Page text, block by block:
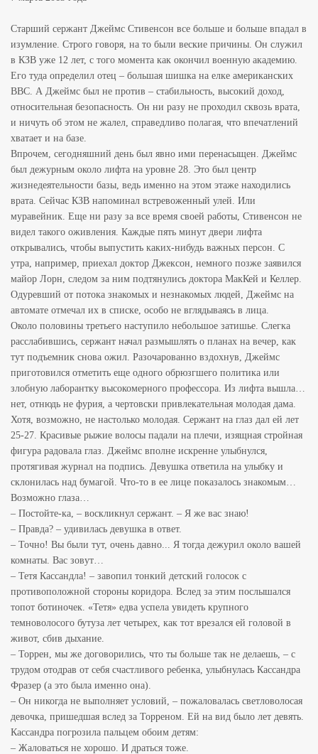
Старший сержант Джеймс Стивенсон все больше и больше впадал в
изумление. Строго говоря, на то были веские причины. Он служил
в КЗВ уже 12 лет, с того момента как окончил военную академию.
Его туда определил отец – большая шишка на елке американских
ВВС. А Джеймс был не против – стабильность, высокий доход,
относительная безопасность. Он ни разу не проходил сквозь врата,
и ничуть об этом не жалел, справедливо полагая, что впечатлений
хватает и на базе.
Впрочем, сегодняшний день был явно ими перенасыщен. Джеймс
был дежурным около лифта на уровне 28. Это был центр
жизнедеятельности базы, ведь именно на этом этаже находились
врата. Сейчас КЗВ напоминал встревоженный улей. Или
муравейник. Еще ни разу за все время своей работы, Стивенсон не
видел такого оживления. Каждые пять минут двери лифта
открывались, чтобы выпустить каких-нибудь важных персон. С
утра, например, приехал доктор Джексон, немного позже заявился
майор Лорн, следом за ним подтянулись доктора МакКей и Келлер.
Одуревший от потока знакомых и незнакомых людей, Джеймс на
автомате отмечал их в списке, особо не вглядываясь в лица.
Около половины третьего наступило небольшое затишье. Слегка
расслабившись, сержант начал размышлять о планах на вечер, как
тут подъемник снова ожил. Разочарованно вздохнув, Джеймс
приготовился отметить еще одного обрюзгшего политика или
злобную лаборантку высокомерного профессора. Из лифта вышла…
нет, отнюдь не фурия, а чертовски привлекательная молодая дама.
Хотя, возможно, не настолько молодая. Сержант на глаз дал ей лет
25-27. Красивые рыжие волосы падали на плечи, изящная стройная
фигура радовала глаз. Джеймс вполне искренне улыбнулся,
протягивая журнал на подпись. Девушка ответила на улыбку и
склонилась над бумагой. Что-то в ее лице показалось знакомым…
Возможно глаза…
– Постойте-ка, – воскликнул сержант. – Я же вас знаю!
– Правда? – удивилась девушка в ответ.
– Точно! Вы были тут, очень давно... Я тогда дежурил около вашей
комнаты. Вас зовут…
– Тетя Кассандла! – завопил тонкий детский голосок с
противоположной стороны коридора. Вслед за этим послышался
топот ботиночек. «Тетя» едва успела увидеть крупного
темноволосого бутуза лет четырех, как тот врезался ей головой в
живот, сбив дыхание.
– Торрен, мы же договорились, что ты больше так не делаешь, – с
трудом отодрав от себя счастливого ребенка, улыбнулась Кассандра
Фразер (а это была именно она).
– Он никогда не выполняет условий, – пожаловалась светловолосая
девочка, пришедшая вслед за Торреном. Ей на вид было лет девять.
Кассандра погрозила пальцем обоим детям:
– Жаловаться не хорошо. И драться тоже.